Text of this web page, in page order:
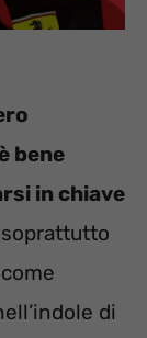
bene
in chiave
di